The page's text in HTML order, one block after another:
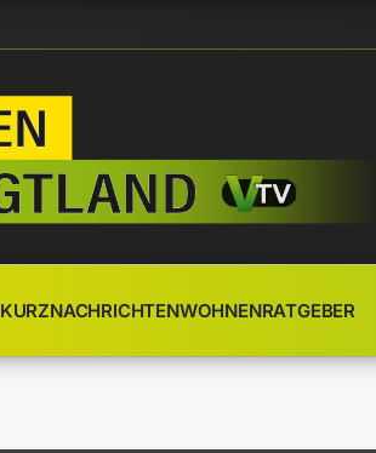
KURZNACHRICHTENWOHNENRATGEBER